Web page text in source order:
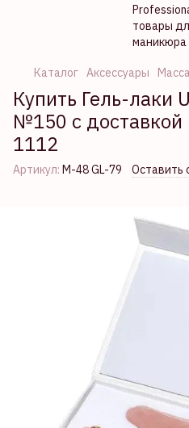
Каталог Аксессуары
Купить Гель-лаки
№150 с доставкой
1112
Артикул: M-48 GL-79 Оставить